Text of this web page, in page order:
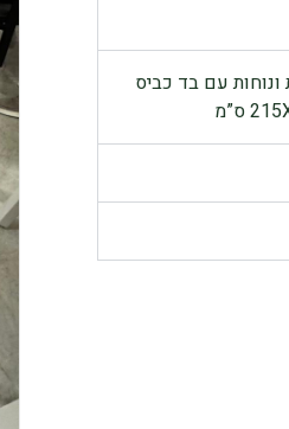
ונוחות עם בד כביס